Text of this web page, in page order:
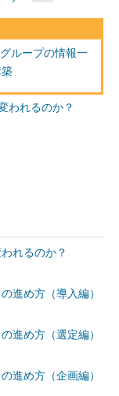
ループの情報一
われるのか？
れるのか？
進め方（導入編）
進め方（選定編）
進め方（企画編）